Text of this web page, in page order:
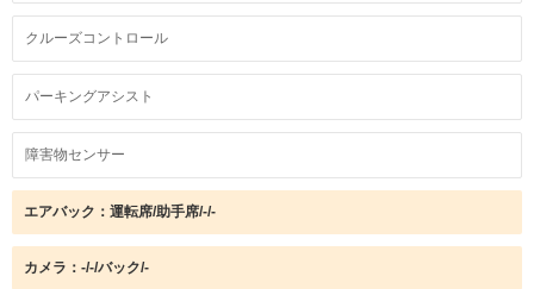
クルーズコントロール
パーキングアシスト
障害物センサー
エアバック：運転席/助手席/-/-
カメラ：-/-/バック/-